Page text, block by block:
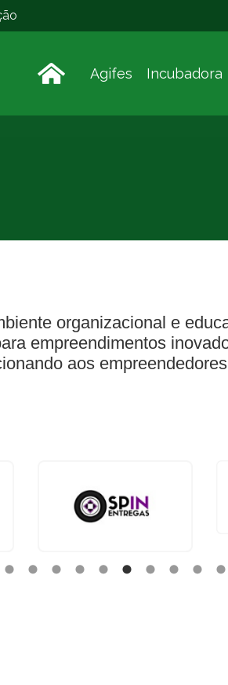
Agifes Incubadora
organizacional e
empreendimentos
aos